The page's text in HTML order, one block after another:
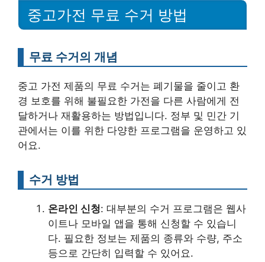
중고가전 무료 수거 방법
무료 수거의 개념
중고 가전 제품의 무료 수거는 폐기물을 줄이고 환
경 보호를 위해 불필요한 가전을 다른 사람에게 전
달하거나 재활용하는 방법입니다. 정부 및 민간 기
관에서는 이를 위한 다양한 프로그램을 운영하고 있
어요.
수거 방법
온라인 신청: 대부분의 수거 프로그램은 웹사
이트나 모바일 앱을 통해 신청할 수 있습니
다. 필요한 정보는 제품의 종류와 수량, 주소
등으로 간단히 입력할 수 있어요.